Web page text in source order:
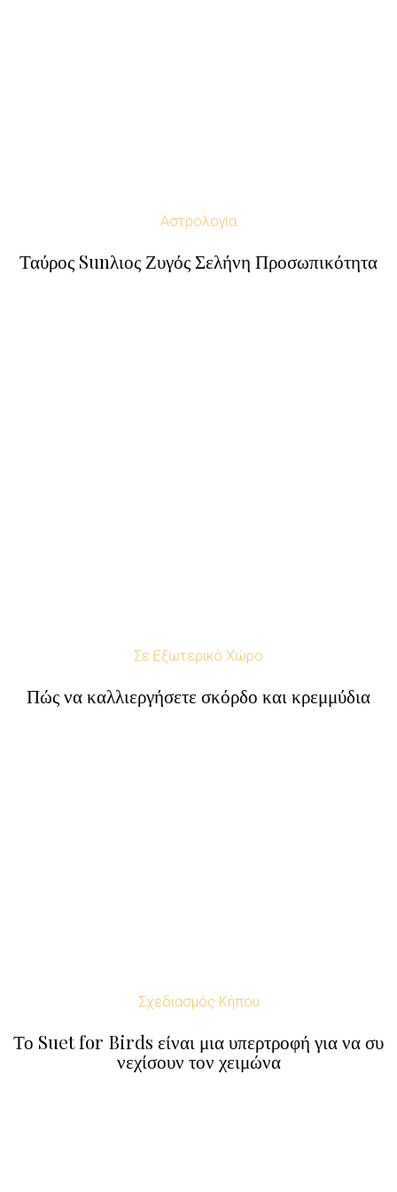
Αστρολογία
Ταύρος Sunλιος Ζυγός Σελήνη Προσωπικότητα
Σε Εξωτερικό Χώρο
Πώς να καλλιεργήσετε σκόρδο και κρεμμύδια
Σχεδιασμός Κήπου
Το Suet for Birds είναι μια υπερτροφή για να συ
νεχίσουν τον χειμώνα